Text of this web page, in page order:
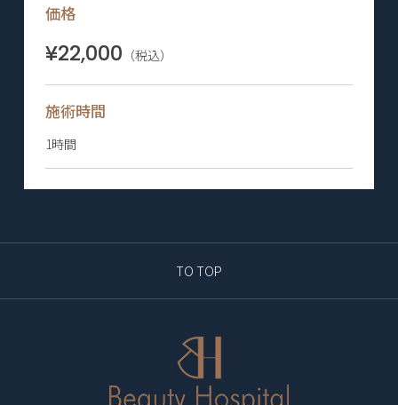
価格
¥22,000 （税込）
施術時間
1時間
TO TOP